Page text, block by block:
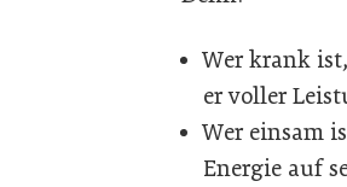
Wer krank
er voller
Wer einsam
Energie auf